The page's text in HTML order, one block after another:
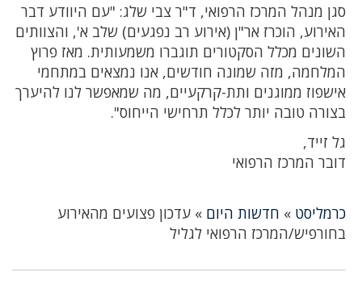
סגן מנהל המרכז הרפואי, ד"ר צבי שלג: "עם היוודע דבר
האירוע, הוכרז אר"ן (אירוע רב נפגעים) שלב א', והצוותים
השונים מכלל הסקטורים תוגברו משמעותית. מאז פרוץ
המלחמה, מזה שמונה חודשים, אנו נמצאים במתחמי
אישפוז ממוגנים ותת-קרקעיים, מה שמאפשר לנו להיערך
בצורה טובה יותר לכלל תרחישי הייחוס".
גל זייד,
דובר המרכז הרפואי
כרמליסט » חדשות היום » עדכון פצועים מהאירוע
בחורפיש/המרכז הרפואי לגליל